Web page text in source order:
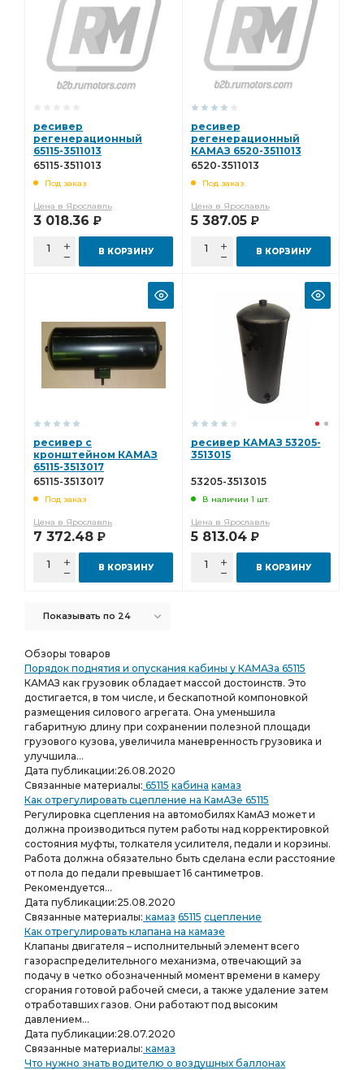
ресивер
регенерационный
65115-3511013
65115-3511013
Под заказ
Цена в Ярославль
3 018.36 Р
В КОРЗИНУ
ресивер
регенерационный
КАМАЗ 6520-3511013
6520-3511013
Под заказ
Цена в Ярославль
5 387.05 Р
В КОРЗИНУ
ресивер с
кронштейном КАМАЗ
65115-3513017
65115-3513017
Под заказ
Цена в Ярославль
7 372.48 Р
В КОРЗИНУ
ресивер КАМАЗ 53205-
3513015
53205-3513015
В наличии 1 шт.
Цена в Ярославль
5 813.04 Р
В КОРЗИНУ
Показывать по 24
Обзоры товаров
Порядок поднятия и опускания кабины у КАМАЗа 65115
КАМАЗ как грузовик обладает массой достоинств. Это
достигается, в том числе, и бескапотной компоновкой
размещения силового агрегата. Она уменьшила
габаритную длину при сохранении полезной площади
грузового кузова, увеличила маневренность грузовика и
улучшила...
Дата публикации:26.08.2020
Связанные материалы: 65115 кабина камаз
Как отрегулировать сцепление на КамАЗе 65115
Регулировка сцепления на автомобилях КамАЗ может и
должна производиться путем работы над корректировкой
состояния муфты, толкателя усилителя, педали и корзины.
Работа должна обязательно быть сделана если расстояние
от пола до педали превышает 16 сантиметров.
Рекомендуется...
Дата публикации:25.08.2020
Связанные материалы: камаз 65115 сцепление
Как отрегулировать клапана на камазе
Клапаны двигателя – исполнительный элемент всего
газораспределительного механизма, отвечающий за
подачу в четко обозначенный момент времени в камеру
сгорания готовой рабочей смеси, а также удаление затем
отработавших газов. Они работают под высоким
давлением...
Дата публикации:28.07.2020
Связанные материалы: камаз
Что нужно знать водителю о воздушных баллонах